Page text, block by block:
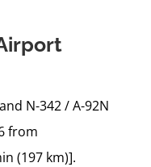
N-342 / A-92N
from
(197 km)].